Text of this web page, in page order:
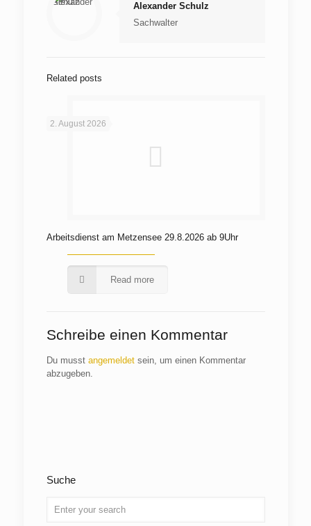
Alexander Schulz
Sachwalter
Related posts
2. August 2026
Arbeitsdienst am Metzensee 29.8.2026 ab 9Uhr
Read more
Schreibe einen Kommentar
Du musst angemeldetsein, um einen Kommentar
abzugeben.
Suche